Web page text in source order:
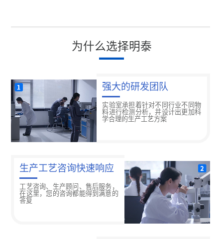
为什么选择明泰
强大的研发团队
实验室承担着针对不同行业不同物
料进行检测分析，并设计出更加科
学合理的生产工艺方案
生产工艺咨询快速响应
工艺咨询、生产顾问、售后服务，
在这里，您的咨询都能得到满意的
答复